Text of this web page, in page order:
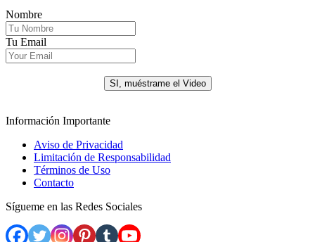
Nombre
Tu Email
SI, muéstrame el Video
Información Importante
Aviso de Privacidad
Limitación de Responsabilidad
Términos de Uso
Contacto
Sígueme en las Redes Sociales